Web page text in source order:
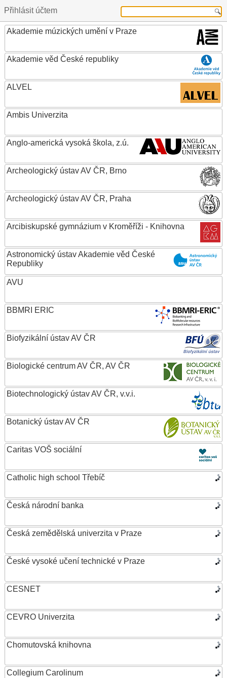
Přihlásit účtem
Akademie múzických umění v Praze
Akademie věd České republiky
ALVEL
Ambis Univerzita
Anglo-americká vysoká škola, z.ú.
Archeologický ústav AV ČR, Brno
Archeologický ústav AV ČR, Praha
Arcibiskupské gymnázium v Kroměříži - Knihovna
Astronomický ústav Akademie věd České
Republiky
AVU
BBMRI ERIC
Biofyzikální ústav AV ČR
Biologické centrum AV ČR, AV ČR
Biotechnologický ústav AV ČR, v.v.i.
Botanický ústav AV ČR
Caritas VOŠ sociální
Catholic high school Třebíč
Česká národní banka
Česká zemědělská univerzita v Praze
České vysoké učení technické v Praze
CESNET
CEVRO Univerzita
Chomutovská knihovna
Collegium Carolinum